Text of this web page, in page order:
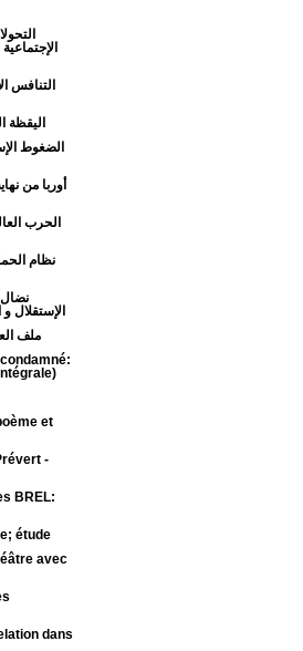
التنافس
اليقظة
الضغوط
أوربا من
نظام
الإستقلال
ملف
et
-
BREL:
étude
avec
dans